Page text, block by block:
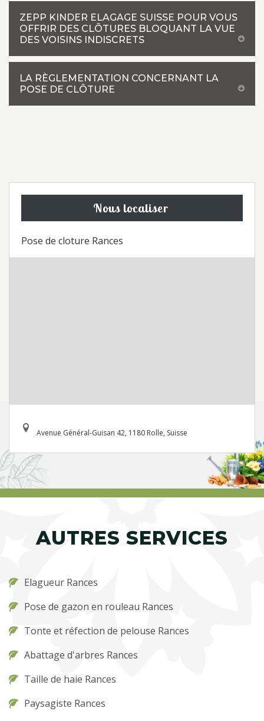
ZEPP KINDER ELAGAGE SUISSE POUR VOUS
OFFRIR DES CLÔTURES BLOQUANT LA VUE
DES VOISINS INDISCRETS
LA RÈGLEMENTATION CONCERNANT LA
POSE DE CLÔTURE
Nous localiser
Pose de cloture Rances
Avenue Général-Guisan 42, 1180 Rolle, Suisse
AUTRES SERVICES
Elagueur Rances
Pose de gazon en rouleau Rances
Tonte et réfection de pelouse Rances
Abattage d'arbres Rances
Taille de haie Rances
Paysagiste Rances